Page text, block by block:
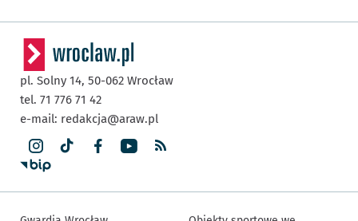
pl. Solny 14, 50-062 Wrocław
tel. 71 776 71 42
e-mail: redakcja@araw.pl